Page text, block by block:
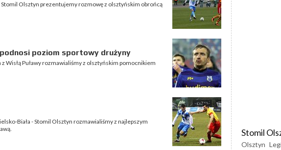
Olsztyn prezentujemy rozmowę z olsztyńskim obrońcą
poziom sportowy drużyny
Wisłą Puławy rozmawialiśmy z olsztyńskim pomocnikiem
Biała - Stomil Olsztyn rozmawialiśmy z najlepszym
Stomil
Olsztyn